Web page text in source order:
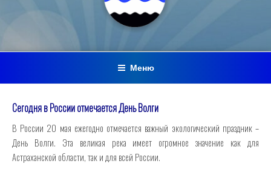
Меню
Сегодня в России отмечается День Волги
В России 20 мая ежегодно отмечается важный экологический праздник –
День Волги. Эта великая река имеет огромное значение как для
Астраханской области, так и для всей России.